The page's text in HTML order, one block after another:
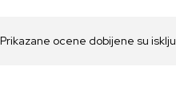
Prikazane ocene dobijene su